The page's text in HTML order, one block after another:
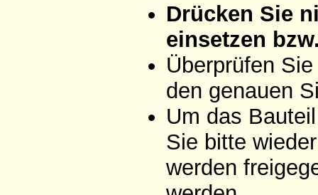
Drücken Sie
einsetzen
Überprüfen
den genauen
Um das
Sie bitte
werden